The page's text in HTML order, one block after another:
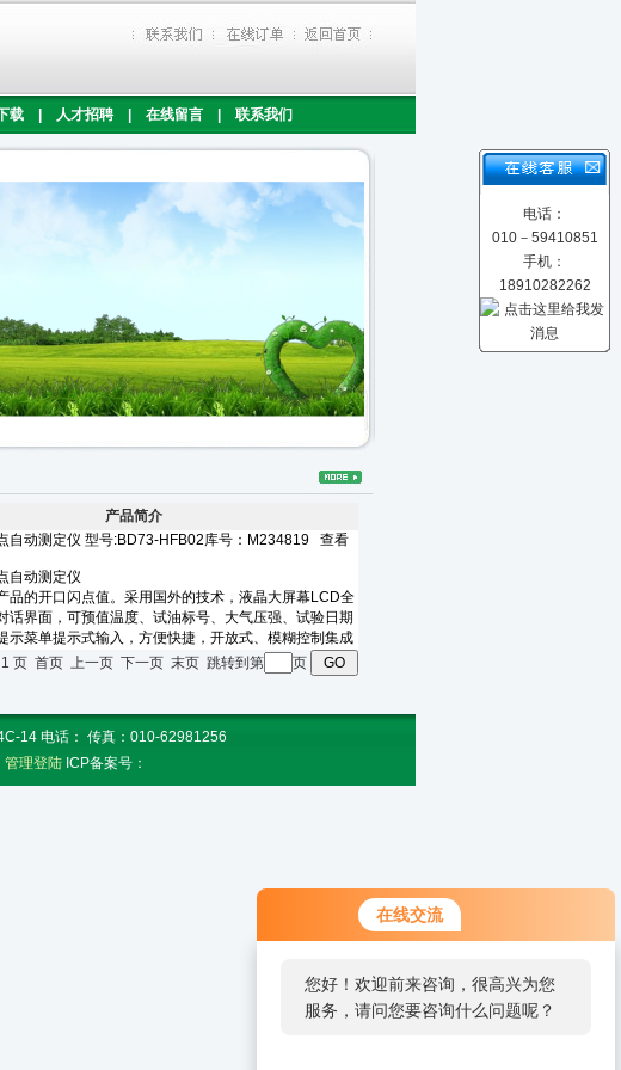
在线交流
您好！欢迎前来咨询，很高兴为您
服务，请问您要咨询什么问题呢？
载 人才招聘 在线留言 联系我们
产品简介
1 页 首页 上一页 下一页 末页 跳转到第 页
14 电话： 传真：010-62981256
管理登陆 ICP备案号：
电话：
010－59410851
手机：
18910282262